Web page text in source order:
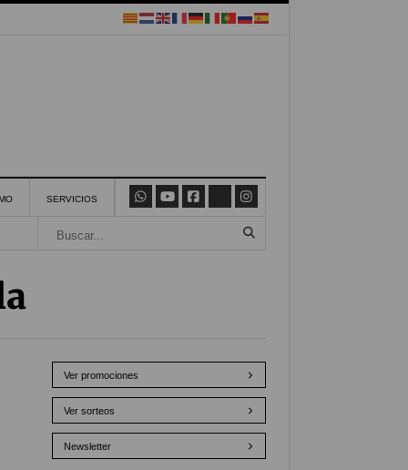
SERVICIOS
Ver promociones
Ver sorteos
Newsletter